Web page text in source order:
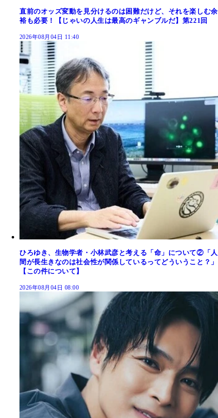
直前のオッズ変動を見分けるのは困難だけど、それを楽しむ余
裕も必要！【じゃいの人生は最高のギャンブルだ】第221回
2026年08月04日 11:40
ひろゆき、生物学者・小林武彦と考える「命」について②「人
間が長生きなのは社会性が関係しているってどういうこと？」
【この件について】
2026年08月04日 08:00